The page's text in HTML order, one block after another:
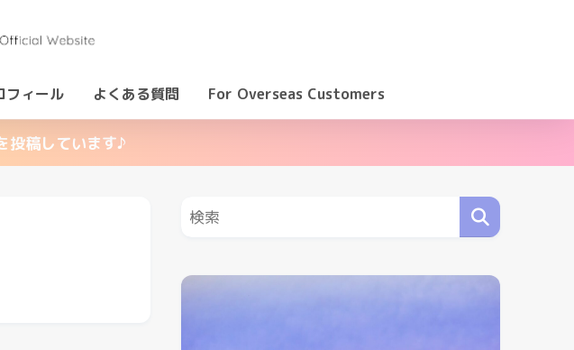
フィール よくある質問 For Overseas Customers
投稿しています♪